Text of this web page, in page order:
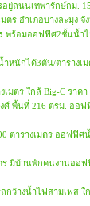
อยู่ถนนเทพารักษ์กม.
ตร อำเภอบางละมุง
พร้อมออฟฟิศ2ชั้นน้
ำหนักได้3ตัน/ตาราง
มตร ใกล้ Big-C รา
ศ์ พื้นที่ 216 ตรม. อ
ตารางเมตร ออ
ร มีบ้านพักคนงานออ
กว้างน้ำไฟสามเฟส